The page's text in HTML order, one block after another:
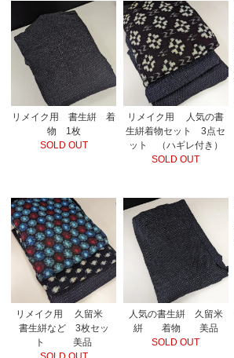
リメイク用 書生絣 着
物 1枚
SOLD OUT
リメイク用 人気の書
生絣着物セット 3点セ
ット （ハギレ付き）
SOLD OUT
リメイク用 久留米
書生絣など 3枚セッ
ト 美品
人気の書生絣 久留米
絣 着物 美品
SOLD OUT